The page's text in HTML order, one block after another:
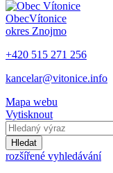
ObecVítonice
okres Znojmo
+420 515 271 256
kancelar@vitonice.info
Mapa webu
Vytisknout
Hledat
rozšířené vyhledávání